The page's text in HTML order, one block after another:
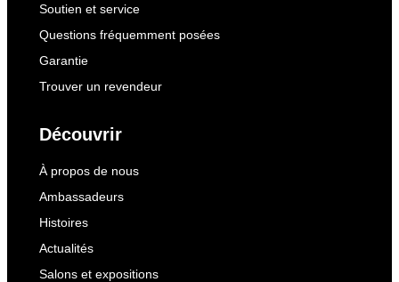
Soutien et service
Questions fréquemment posées
Garantie
Trouver un revendeur
Découvrir
À propos de nous
Ambassadeurs
Histoires
Actualités
Salons et expositions